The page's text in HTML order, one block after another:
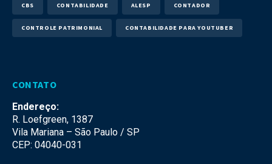
CBS CONTABILIDADE ALESP CONTADOR
CONTROLE PATRIMONIAL CONTABILIDADE PARA YOUTUBER
CONTATO
Endereço:
R. Loefgreen, 1387
Vila Mariana – São Paulo / SP
CEP: 04040-031